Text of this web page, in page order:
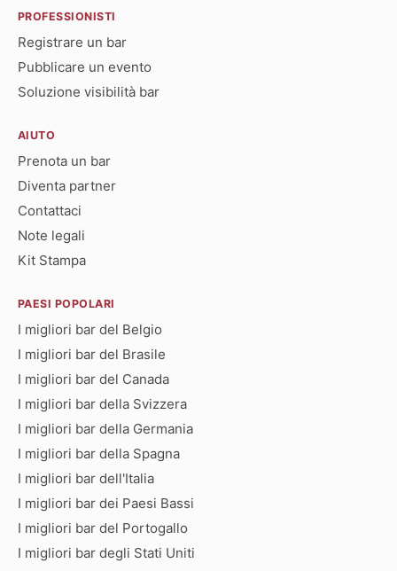
PROFESSIONISTI
Registrare un bar
Pubblicare un evento
Soluzione visibilità bar
AIUTO
Prenota un bar
Diventa partner
Contattaci
Note legali
Kit Stampa
PAESI POPOLARI
I migliori bar del Belgio
I migliori bar del Brasile
I migliori bar del Canada
I migliori bar della Svizzera
I migliori bar della Germania
I migliori bar della Spagna
I migliori bar dell'Italia
I migliori bar dei Paesi Bassi
I migliori bar del Portogallo
I migliori bar degli Stati Uniti